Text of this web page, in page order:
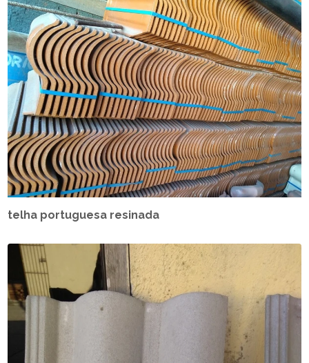
telha portuguesa resinada